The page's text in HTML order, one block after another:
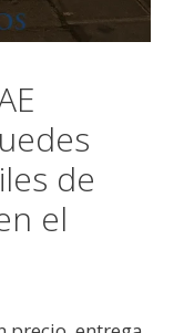
de
el